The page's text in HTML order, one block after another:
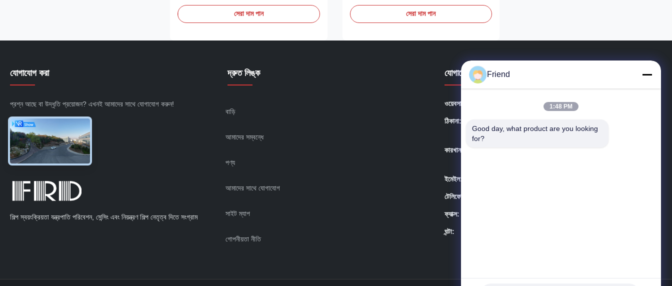
প্রোটোকলের সাথে সঙ্গতিপূর্ণ।সেরা দাম পান
সেরা দাম পান
যোগাযোগ করা
প্রশ্ন আছে বা উদ্ধৃতি প্রয়োজন? এখনই আমাদের সাথে যোগাযোগ করুন!
এখনই অনুসন্ধান করুন
শিল্প স্বয়ংক্রিয়তা যন্ত্রপাতি পরিবেশন, সেন্সিং এবং নিয়ন্ত্রণ শিল্প নেতৃত্ব দিতে সংগ্রাম
দ্রুত লিঙ্ক
বাড়ি
আমাদের সম্বন্ধে
পণ্য
আমাদের সাথে যোগাযোগ
সাইট ম্যাপ
গোপনীয়তা নীতি
যোগাযোগের ঠিকানা
ওয়েবসাইট:
ঠিকানা:
ডং প্রদেশ
কারখানা:
ইমেইল:
টেলিফোন:
ফ্যাক্স:
ঘন্টা:
Friend
1:48 PM
Good day, what product are you looking
for?